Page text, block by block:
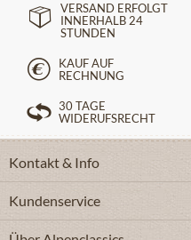
VERSAND ERFOLGT
INNERHALB 24
STUNDEN
KAUF AUF
RECHNUNG
30 TAGE
WIDERUFSRECHT
Kontakt & Info
Kundenservice